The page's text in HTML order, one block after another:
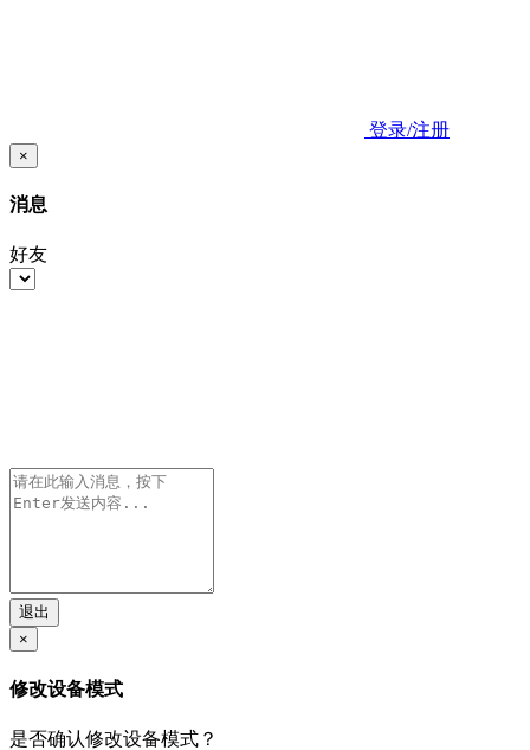
登录/注册
×
消息
好友
退出
×
修改设备模式
是否确认修改设备模式？